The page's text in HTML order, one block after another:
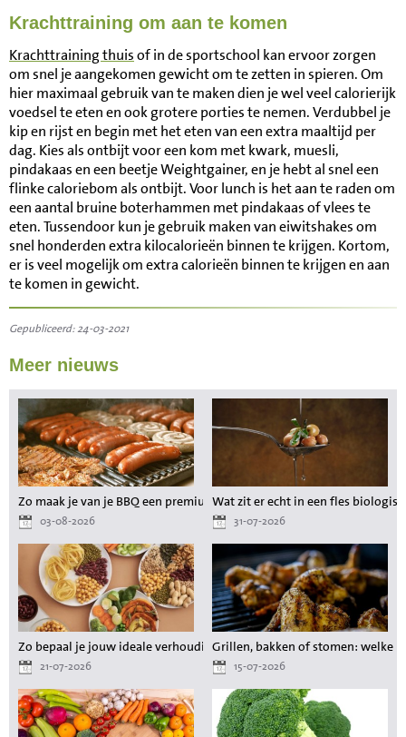
Krachttraining om aan te komen
Krachttraining thuisof in de sportschool kan ervoor zorgen
om snel je aangekomen gewicht om te zetten in spieren. Om
hier maximaal gebruik van te maken dien je wel veel calorierijk
voedsel te eten en ook grotere porties te nemen. Verdubbel je
kip en rijst en begin met het eten van een extra maaltijd per
dag. Kies als ontbijt voor een kom met kwark, muesli,
pindakaas en een beetje Weightgainer, en je hebt al snel een
flinke caloriebom als ontbijt. Voor lunch is het aan te raden om
een aantal bruine boterhammen met pindakaas of vlees te
eten. Tussendoor kun je gebruik maken van eiwitshakes om
snel honderden extra kilocalorieën binnen te krijgen. Kortom,
er is veel mogelijk om extra calorieën binnen te krijgen en aan
te komen in gewicht.
Gepubliceerd: 24-03-2021
Meer nieuws
Zo maak je van je BBQ een premium maaltijd zonder gedoe
03-08-2026
Wat zit er echt in een fles
31-07-2026
Zo bepaal je jouw ideale verhouding aan voedingsstoffen tijdens het
21-07-2026
Grillen, bakken of stomen: welke
15-07-2026